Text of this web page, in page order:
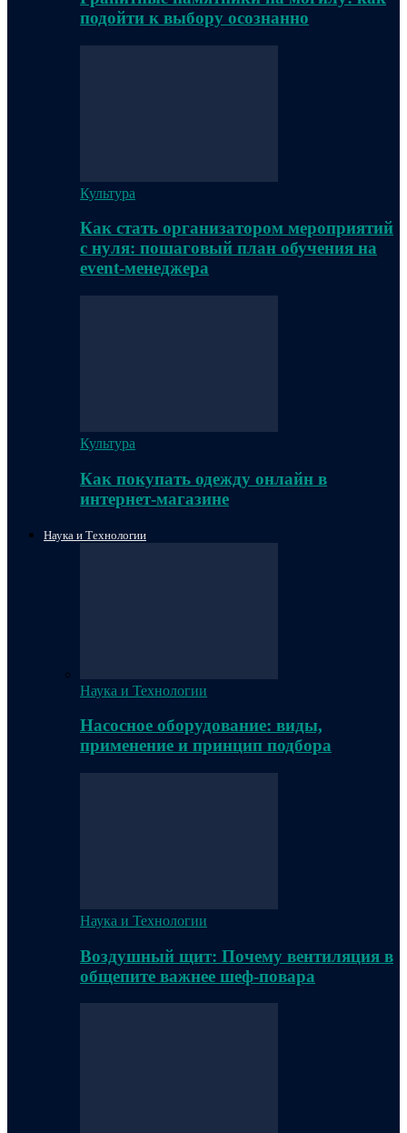
подойти к выбору осознанно
Культура
Как стать организатором мероприятий
с нуля: пошаговый план обучения на
event-менеджера
Культура
Как покупать одежду онлайн в
интернет-магазине
Наука и Технологии
Наука и Технологии
Насосное оборудование: виды,
применение и принцип подбора
Наука и Технологии
Воздушный щит: Почему вентиляция в
общепите важнее шеф-повара